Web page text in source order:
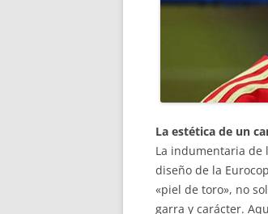
La estética de un
La indumentaria de
diseño de la
«piel de toro», no
garra y carácter.